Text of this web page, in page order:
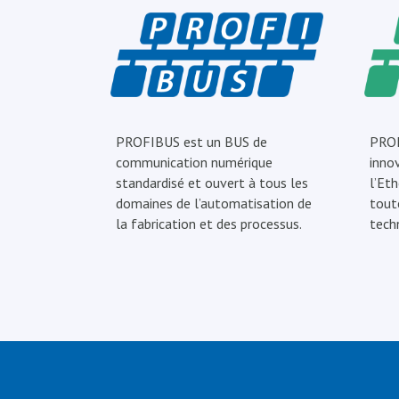
PROFIBUS est un BUS de
communication numérique
standardisé et ouvert à tous les
domaines de l’automatisation de
la fabrication et des processus.